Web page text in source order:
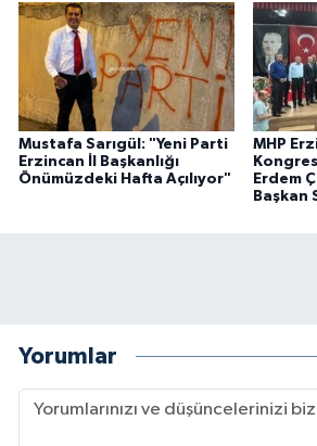
Mustafa Sarıgül: "Yeni Parti
Erzincan İl Başkanlığı
Önümüzdeki Hafta Açılıyor"
MHP
Erdem
Başkan
Yorumlar